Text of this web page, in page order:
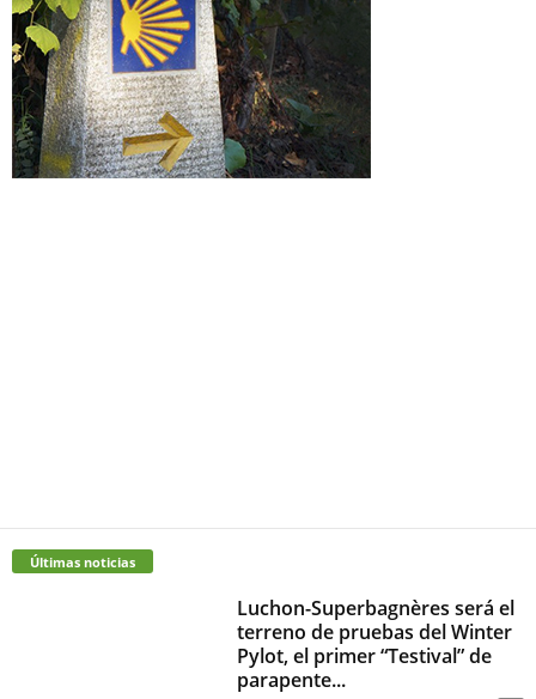
Últimas noticias
Luchon-Superbagnères será el
terreno de pruebas del Winter
Pylot, el primer “Testival” de
parapente...